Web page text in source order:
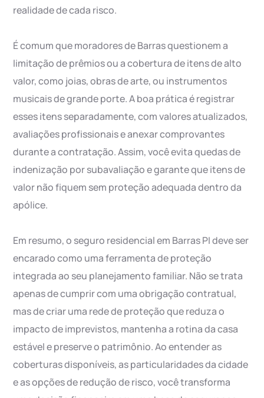
realidade de cada risco.
É comum que moradores de Barras questionem a
limitação de prêmios ou a cobertura de itens de alto
valor, como joias, obras de arte, ou instrumentos
musicais de grande porte. A boa prática é registrar
esses itens separadamente, com valores atualizados,
avaliações profissionais e anexar comprovantes
durante a contratação. Assim, você evita quedas de
indenização por subavaliação e garante que itens de
valor não fiquem sem proteção adequada dentro da
apólice.
Em resumo, o seguro residencial em Barras PI deve ser
encarado como uma ferramenta de proteção
integrada ao seu planejamento familiar. Não se trata
apenas de cumprir com uma obrigação contratual,
mas de criar uma rede de proteção que reduza o
impacto de imprevistos, mantenha a rotina da casa
estável e preserve o patrimônio. Ao entender as
coberturas disponíveis, as particularidades da cidade
e as opções de redução de risco, você transforma